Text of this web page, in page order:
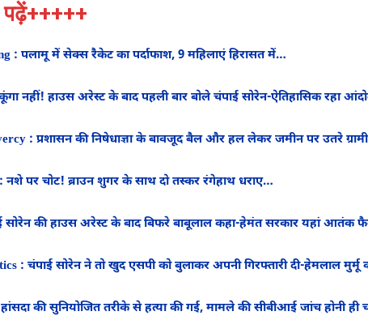
: पलामू में सेक्स रैकेट का पर्दाफाश, 9 महिलाएं हिरासत में…
नहीं! हाउस अरेस्ट के बाद पहली बार बोले चंपाई सोरेन-ऐतिहासिक रहा
: प्रशासन की निषेधाज्ञा के बावजूद बैल और हल लेकर जमीन पर उतरे
पर चोट! ब्राउन शुगर के साथ दो तस्कर रंगेहाथ धराए…
सोरेन की हाउस अरेस्ट के बाद बिफरे बाबूलाल कहा-हेमंत सरकार यहां आतंक
: चंपाई सोरेन ने तो खुद एसपी को बुलाकर अपनी गिरफ्तारी दी-हेमलाल मुर्मू
की सुनियोजित तरीके से हत्या की गई, मामले की सीबीआई जांच होनी ही